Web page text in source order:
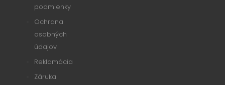
podmienky
Ochrana
osobných
údajov
Reklamácia
Záruka